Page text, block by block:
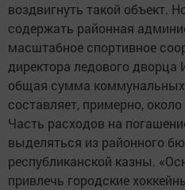
воздвигнуть такой объект.
содержать районная
масштабное спортивное
директора ледового дворца
общая сумма
составляет, примерно,
Часть расходов на
выделяться из районного
республиканской казны.
привлечь городские